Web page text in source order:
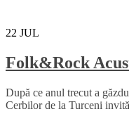
22 JUL
Folk&Rock
După ce anul trecut a
Cerbilor de la Turceni